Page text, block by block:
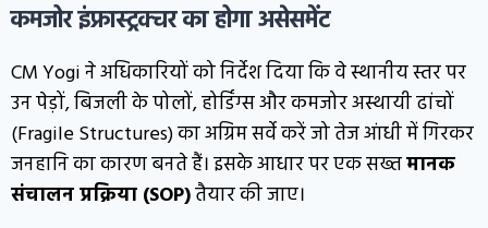
कमजोर इंफ्रास्ट्रक्चर का होगा असेसमेंट
CM Yogi ने अधिकारियों को निर्देश दिया कि वे स्थानीय स्तर पर
उन पेड़ों, बिजली के पोलों, होर्डिंग्स और कमजोर अस्थायी ढांचों
(Fragile Structures) का अग्रिम सर्वे करें जो तेज आंधी में गिरकर
जनहानि का कारण बनते हैं। इसके आधार पर एक सख्तमानक
संचालन प्रक्रिया (SOP)तैयार की जाए।